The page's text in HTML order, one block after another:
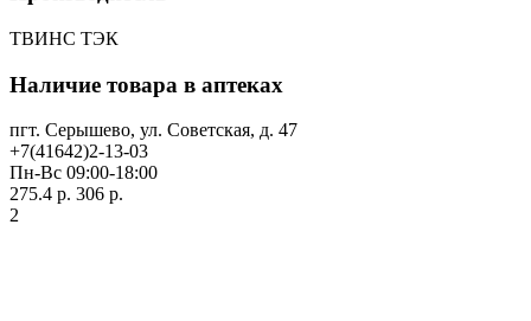
ТВИНС ТЭК
Наличие товара в аптеках
пгт. Серышево, ул. Советская, д. 47
+7(41642)2-13-03
Пн-Вс 09:00-18:00
275.4 р. 306 р.
2